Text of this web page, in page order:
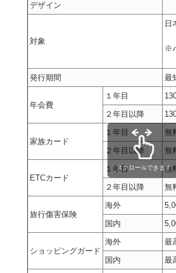
デザイン
対象
日
※
発行期間 最
年会費
１年目
２年目以降
家族カード
１年目
無
２年目以降
無
ETCカード
１年目
無
２年目以降
無
旅行傷害保険
海外
国内
ショッピングガード
海外
最
国内
最
スクロールできます